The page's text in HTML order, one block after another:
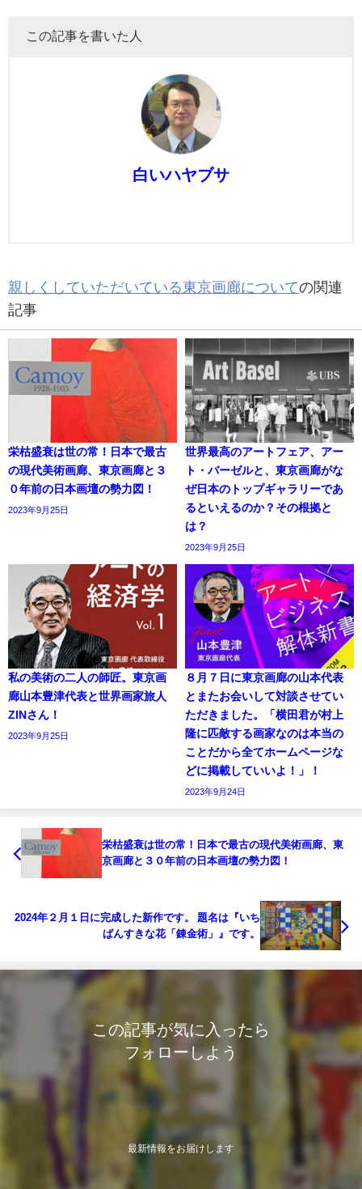
この記事を書いた人
白いハヤブサ
親しくしていただいている東京画廊についての関連
記事
栄枯盛衰は世の常！日本で最古
の現代美術画廊、東京画廊と３
０年前の日本画壇の勢力図！
2023年9月25日
世界最高のアートフェア、アー
ト・バーゼルと、東京画廊がな
ぜ日本のトップギャラリーであ
るといえるのか？その根拠と
は？
2023年9月25日
私の美術の二人の師匠。東京画
廊山本豊津代表と世界画家旅人
ZINさん！
2023年9月25日
８月７日に東京画廊の山本代表
とまたお会いして対談させてい
ただきました。「横田君が村上
隆に匹敵する画家なのは本当の
ことだから全てホームページな
どに掲載していいよ！」！
2023年9月24日
栄枯盛衰は世の常！日本で最古の現代美術画廊、東
京画廊と３０年前の日本画壇の勢力図！
2024年２月１日に完成した新作です。 題名は『いち
ばんすきな花「錬金術」』です。
この記事が気に入ったら
フォローしよう
最新情報をお届けします